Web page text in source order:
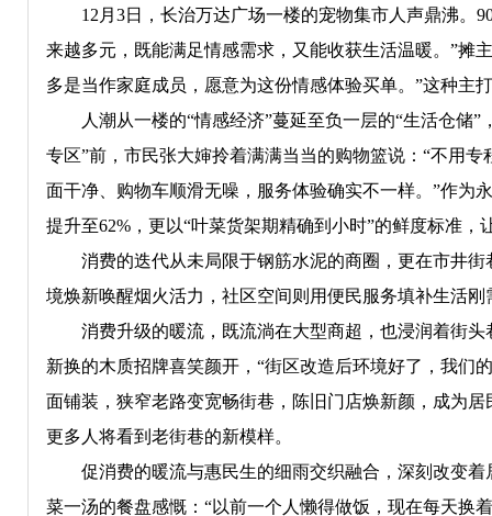
12月3日，长治万达广场一楼的宠物集市人声鼎沸。
来越多元，既能满足情感需求，又能收获生活温暖。”摊
多是当作家庭成员，愿意为这份情感体验买单。”这种主
人潮从一楼的“情感经济”蔓延至负一层的“生活仓储”
专区”前，市民张大婶拎着满满当当的购物篮说：“不用
面干净、购物车顺滑无噪，服务体验确实不一样。”作为
提升至62%，更以“叶菜货架期精确到小时”的鲜度标准，
消费的迭代从未局限于钢筋水泥的商圈，更在市井街
境焕新唤醒烟火活力，社区空间则用便民服务填补生活
消费升级的暖流，既流淌在大型商超，也浸润着街头
新换的木质招牌喜笑颜开，“街区改造后环境好了，我们
面铺装，狭窄老路变宽畅街巷，陈旧门店焕新颜，成为
更多人将看到老街巷的新模样。
促消费的暖流与惠民生的细雨交织融合，深刻改变着
菜一汤的餐盘感慨：“以前一个人懒得做饭，现在每天换